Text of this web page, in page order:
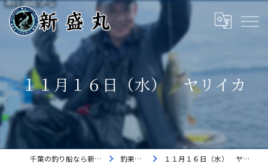
１１月１６日（水） ヤリイカ
千葉の釣り船なら新盛丸 釣果速報 １１月１６日（水） ヤリイカ